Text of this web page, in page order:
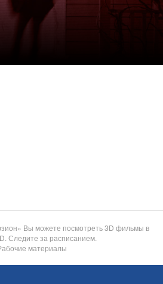
Вы можете посмотреть 3D фильмы в
Следите за расписанием.
материалы